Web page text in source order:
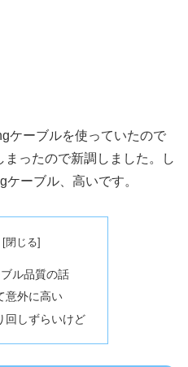
ケーブルを使っていたので
ったので新調しました。し
ーブル、高いです。
ル品質の話
意外に高い
回しずらいけど